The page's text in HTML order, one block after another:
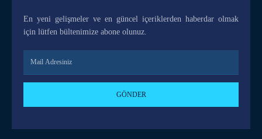
En yeni gelişmeler ve en güncel içeriklerden haberdar olmak
için lütfen bültenimize abone olunuz.
GÖNDER